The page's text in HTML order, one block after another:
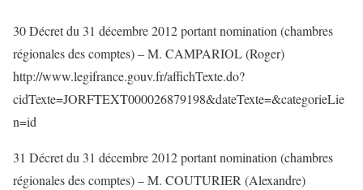
30 Décret du 31 décembre 2012 portant nomination (chambres
régionales des comptes) – M. CAMPARIOL (Roger)
http://www.legifrance.gouv.fr/affichTexte.do?
cidTexte=JORFTEXT000026879198&dateTexte=&categorieLie
n=id
31 Décret du 31 décembre 2012 portant nomination (chambres
régionales des comptes) – M. COUTURIER (Alexandre)